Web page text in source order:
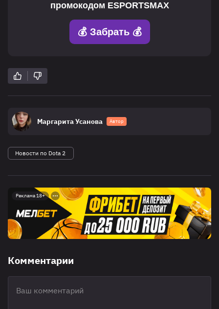
промокодом ESPORTSMAX
💰 Забрать 💰
Маргарита Усанова Автор
Новости по Dota 2
Реклама 18+
Комментарии